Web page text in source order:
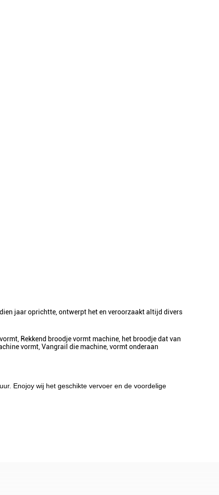
jaar oprichtte, ontwerpt het en veroorzaakt altijd divers
Rekkend broodje vormt machine, het broodje dat van
vormt, Vangrail die machine, vormt onderaan
Enojoy wij het geschikte vervoer en de voordelige